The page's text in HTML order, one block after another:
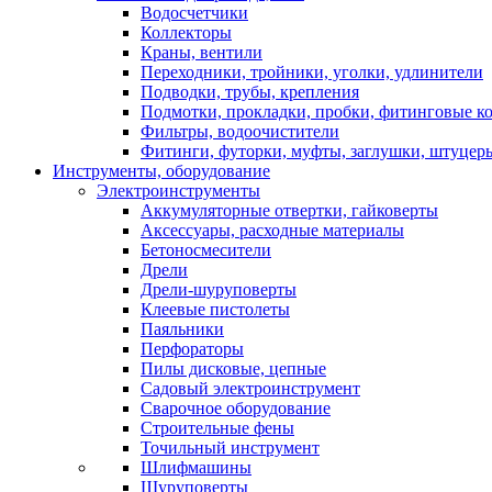
Водосчетчики
Коллекторы
Краны, вентили
Переходники, тройники, уголки, удлинители
Подводки, трубы, крепления
Подмотки, прокладки, пробки, фитинговые
Фильтры, водоочистители
Фитинги, футорки, муфты, заглушки,
Инструменты, оборудование
Электроинструменты
Аккумуляторные отвертки, гайковерты
Аксессуары, расходные материалы
Бетоносмесители
Дрели
Дрели-шуруповерты
Клеевые пистолеты
Паяльники
Перфораторы
Пилы дисковые, цепные
Садовый электроинструмент
Сварочное оборудование
Строительные фены
Точильный инструмент
Шлифмашины
Шуруповерты